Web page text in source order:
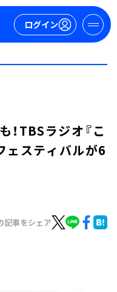
ログイン
TBSラジオ『こ
ェスティバルが6
記事をシェア